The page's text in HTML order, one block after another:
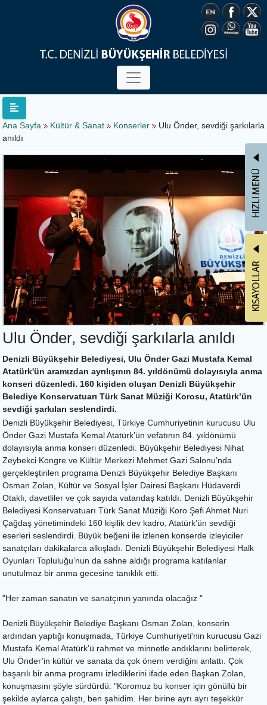
Ana Sayfa Kültür & Sanat Konserler
Ulu Önder, sevdiği şarkılarla
anıldı
Ulu Önder, sevdiği şarkılarla anıldı
Denizli Büyükşehir Belediyesi, Ulu Önder Gazi Mustafa Kemal
Atatürk'ün aramızdan ayrılışının 84. yıldönümü dolayısıyla anma
konseri düzenledi. 160 kişiden oluşan Denizli Büyükşehir
Belediye Konservatuarı Türk Sanat Müziği Korosu, Atatürk’ün
sevdiği şarkıları seslendirdi.
Denizli Büyükşehir Belediyesi, Türkiye Cumhuriyetinin kurucusu Ulu
Önder Gazi Mustafa Kemal Atatürk’ün vefatının 84. yıldönümü
dolayısıyla anma konseri düzenledi. Büyükşehir Belediyesi Nihat
Zeybekci Kongre ve Kültür Merkezi Mehmet Gazi Salonu’nda
gerçekleştirilen programa Denizli Büyükşehir Belediye Başkanı
Osman Zolan, Kültür ve Sosyal İşler Dairesi Başkanı Hüdaverdi
Otaklı, davetliler ve çok sayıda vatandaş katıldı. Denizli Büyükşehir
Belediyesi Konservatuarı Türk Sanat Müziği Koro Şefi Ahmet Nuri
Çağdaş yönetimindeki 160 kişilik dev kadro, Atatürk’ün sevdiği
eserleri seslendirdi. Büyük beğeni ile izlenen konserde izleyiciler
sanatçıları dakikalarca alkışladı. Denizli Büyükşehir Belediyesi Halk
Oyunları Topluluğu’nun da sahne aldığı programa katılanlar
unutulmaz bir anma gecesine tanıklık etti.
"Her zaman sanatın ve sanatçının yanında olacağız "
Denizli Büyükşehir Belediye Başkanı Osman Zolan, konserin
ardından yaptığı konuşmada, Türkiye Cumhuriyeti'nin kurucusu Gazi
Mustafa Kemal Atatürk’ü rahmet ve minnetle andıklarını belirterek,
Ulu Önder’in kültür ve sanata da çok önem verdiğini anlattı. Çok
başarılı bir anma programı izlediklerini ifade eden Başkan Zolan,
konuşmasını şöyle sürdürdü: "Koromuz bu konser için gönüllü bir
şekilde aylarca çalıştı, ben şahidim. Her birine ayrı ayrı teşekkür